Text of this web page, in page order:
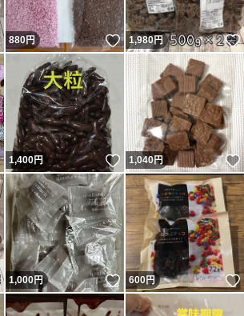
いいね！
880円 いいね！
1,980円
いいね！
1,400円 いいね！
1,040円
いいね！
1,000円 いいね！
600円